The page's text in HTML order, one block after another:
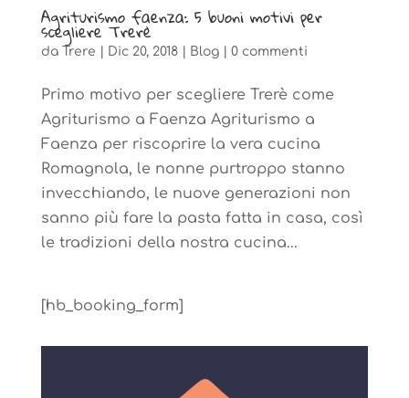
Agriturismo faenza: 5 buoni motivi per
scegliere Trerè
da Trere Dic 20, 2018| Blog| 0 commenti
Primo motivo per scegliere Trerè come
Agriturismo a Faenza Agriturismo a
Faenza per riscoprire la vera cucina
Romagnola, le nonne purtroppo stanno
invecchiando, le nuove generazioni non
sanno più fare la pasta fatta in casa, così
le tradizioni della nostra cucina...
[hb_booking_form]